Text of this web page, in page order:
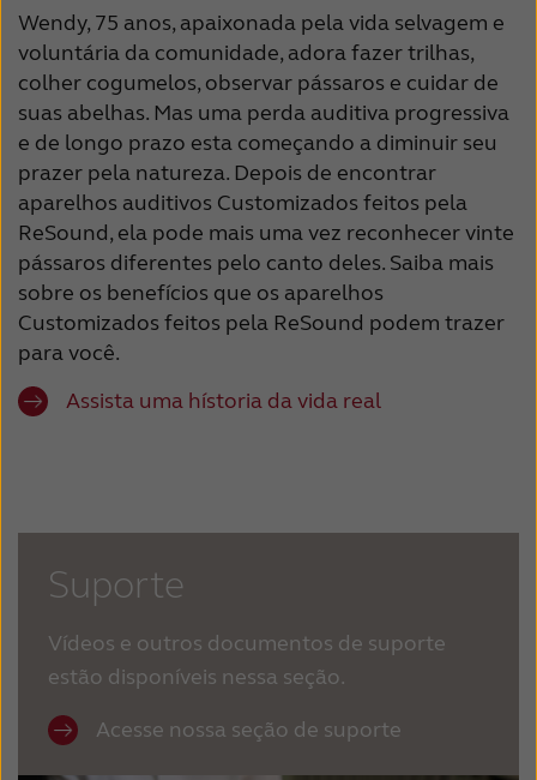
Wendy, 75 anos, apaixonada pela vida selvagem e
voluntária da comunidade, adora fazer trilhas,
colher cogumelos, observar pássaros e cuidar de
suas abelhas. Mas uma perda auditiva progressiva
e de longo prazo esta começando a diminuir seu
prazer pela natureza. Depois de encontrar
aparelhos auditivos Customizados feitos pela
ReSound, ela pode mais uma vez reconhecer vinte
pássaros diferentes pelo canto deles. Saiba mais
sobre os benefícios que os aparelhos
Customizados feitos pela ReSound podem trazer
para você.
Assista uma hístoria da vida real
Suporte
Vídeos e outros documentos de suporte
estão disponíveis nessa seção.
Acesse nossa seção de suporte